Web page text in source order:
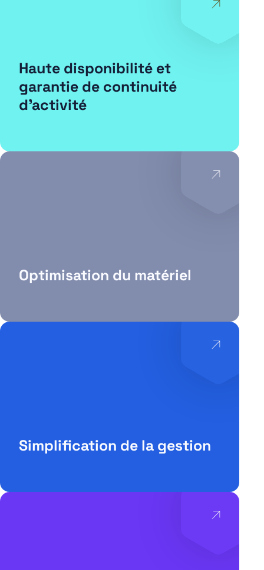
Haute disponibilité et
garantie de continuité
d’activité
Optimisation du matériel
Simplification de la gestion